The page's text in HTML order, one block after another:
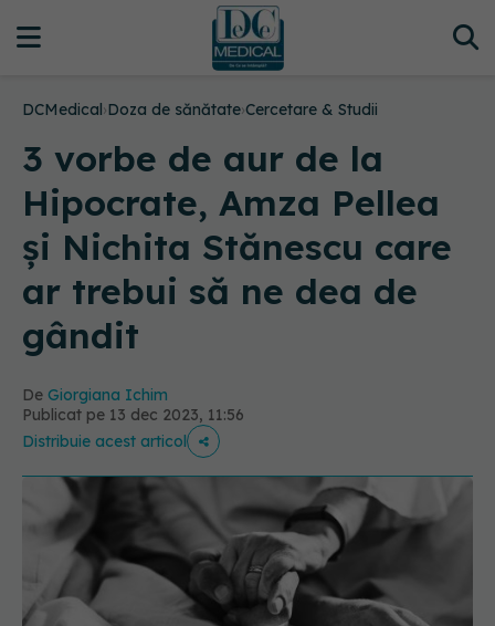
DCMedical›Doza de sănătate›Cercetare & Studii
3 vorbe de aur de la
Hipocrate, Amza Pellea
și Nichita Stănescu care
ar trebui să ne dea de
gândit
De Giorgiana Ichim
Publicat pe 13 dec 2023, 11:56
Distribuie acest articol